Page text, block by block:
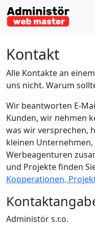
Skip to content
Kontakt
Alle Kontakte an
uns nicht. Warum
Wir beantworten E-
Kunden, wir nehmen
was wir versprechen,
kleinen
Werbeagenturen
und Projekte finden
Kooperationen,
Administör s.r.o.